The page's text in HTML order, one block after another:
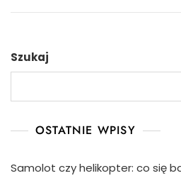
Szukaj
OSTATNIE WPISY
Samolot czy helikopter: co się